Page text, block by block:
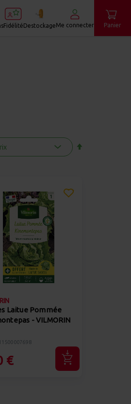
FidélitéDestockageMe connecter Panier
Laitue Pommée
- VILMORIN
€